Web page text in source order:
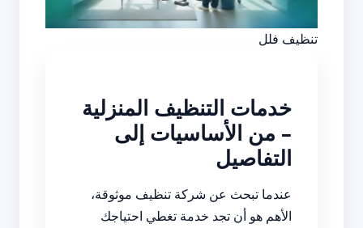
تنظيف فلل
خدمات التنظيف المنزلية
– من الأساسيات إلى
التفاصيل
عندما تبحث عن شركة تنظيف موثوقة،
الأهم هو أن تجد خدمة تغطي احتياجك